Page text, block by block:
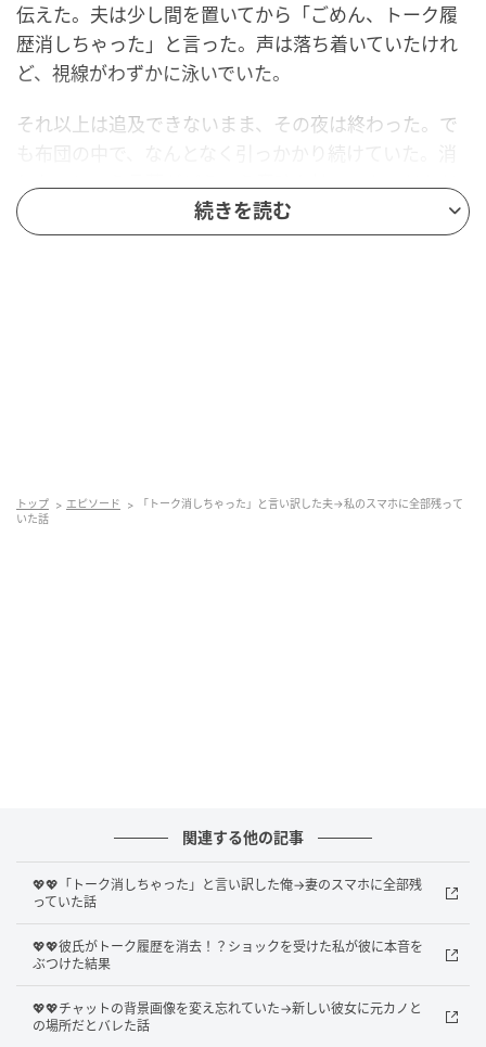
伝えた。夫は少し間を置いてから「ごめん、トーク履
歴消しちゃった」と言った。声は落ち着いていたけれ
ど、視線がわずかに泳いでいた。
それ以上は追及できないまま、その夜は終わった。で
した、という言葉がどういう意味を持つのか、じわじ
わと考えていた。
とりは全部手元にあった。証拠は最初から、自分のス
マートフォンの中にあったのだ。
とつ拾っていった。
おかしいと感じていた日と、メッセージの日付が重な
っていく。夫が自分で送ってきたメッセージが、その
まま証拠になっていた。
そして...
続きを読む
トップ エピソード
「トーク消しちゃった」と言い訳した夫→私のスマホに全部残って
いた話
関連する他の記事
💖💖「トーク消しちゃった」と言い訳した俺→妻のスマホに全部残
っていた話
💖💖彼氏がトーク履歴を消去！？ショックを受けた私が彼に本音を
ぶつけた結果
💖💖チャットの背景画像を変え忘れていた→新しい彼女に元カノと
の場所だとバレた話